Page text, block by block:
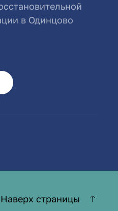
в Одинцово
Наверх страницы